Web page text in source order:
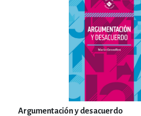
Argumentación y desacuerdo